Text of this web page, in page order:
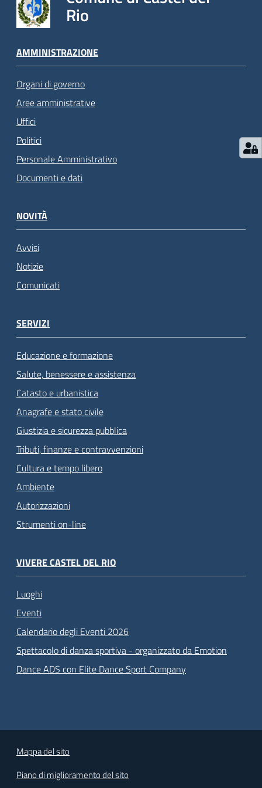
Rio
AMMINISTRAZIONE
Organi di governo
Aree amministrative
Uffici
Politici
Personale Amministrativo
Documenti e dati
NOVITÀ
Avvisi
Notizie
Comunicati
SERVIZI
Educazione e formazione
Salute, benessere e assistenza
Catasto e urbanistica
Anagrafe e stato civile
Giustizia e sicurezza pubblica
Tributi, finanze e contravvenzioni
Cultura e tempo libero
Ambiente
Autorizzazioni
Strumenti on-line
VIVERE CASTEL DEL RIO
Luoghi
Eventi
Calendario degli Eventi 2026
Spettacolo di danza sportiva - organizzato da Emotion
Dance ADS con Elite Dance Sport Company
Mappa del sito
Piano di miglioramento del sito